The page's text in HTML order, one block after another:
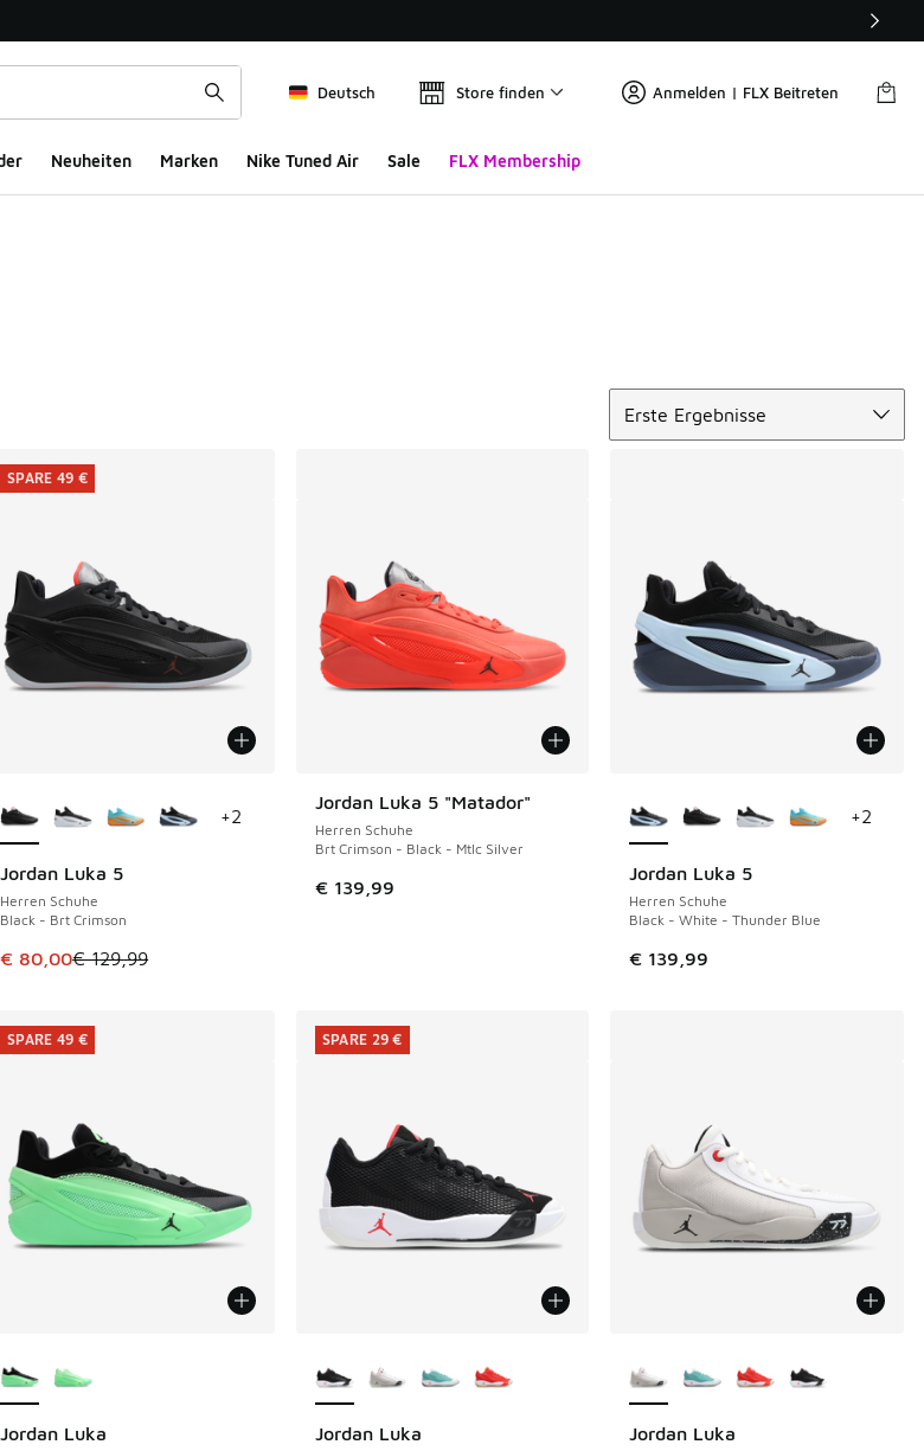
Deutsch Store finden Anmelden | FLX Beitreten
Neuheiten Marken Nike Tuned Air Sale FLX Membership
Erste Ergebnisse
Jordan Luka 5
Herren Schuhe
Black - Brt Crimson
Dieser Artikel ist im Sale. Der Preis ist von € 129,99 auf € 80,00 gefallen
€ 80,00€ 129,99
SPARE 49 €
+2
SPARE 49 €
Jordan Luka 5 "Matador"
Herren Schuhe
Brt Crimson - Black - Mtlc Silver
€ 139,99
Jordan Luka 5
Herren Schuhe
Black - White - Thunder Blue
€ 139,99
+2
Jordan Luka
SPARE 49 €
SPARE 49 €
Jordan Luka
SPARE 29 €
SPARE 29 €
Jordan Luka